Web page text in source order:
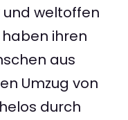
weltoffen
ihren
aus
Umzug von
durch